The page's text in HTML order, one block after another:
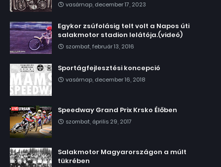
vasárnap, december 17, 2023
Egykor zsúfolásig telt volt a Napos úti
salakmotor stadion lelátója.(videó)
szombat, február 13, 2016
Sportágfejlesztési koncepció
vasárnap, december 16, 2018
Speedway Grand Prix Krsko Élőben
szombat, április 29, 2017
Salakmotor Magyarországon a múlt
tükrében